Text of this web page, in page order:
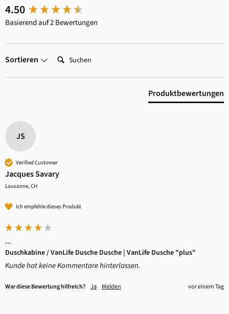
4.50
Basierend auf 2 Bewertungen
Sortieren Suchen:
Produktbewertungen
JS
Verified Customer
Jacques Savary
Lausanne, CH
Ich empfehle dieses Produkt
...
Duschkabine / VanLife Dusche Dusche | VanLife Dusche "plus"
Kunde hat keine Kommentare hinterlassen.
War diese Bewertung hilfreich? Ja Melden vor einem Tag
New content loaded